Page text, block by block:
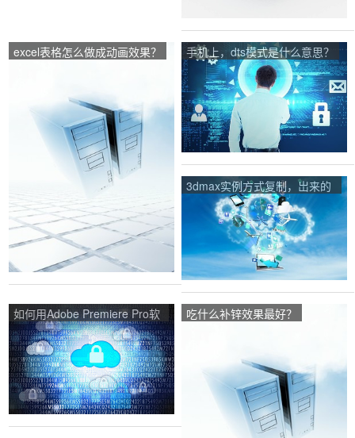
excel表格怎么做成动画效果？ 手机上，dts模式是什么意思？
3dmax实例方式复制，岀来的
没有实例效果，为什么？
如何用Adobe Premiere Pro软
件将照片变成视频？方法及全
操作过程？
吃什么补锌效果最好？